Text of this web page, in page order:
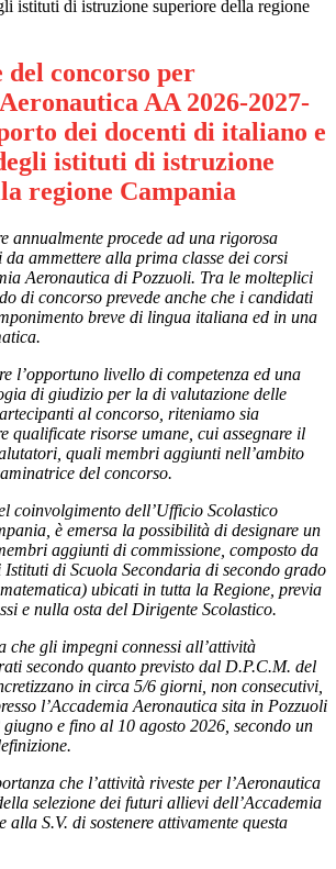
istituti di istruzione superiore della regione
del concorso per
AA 2026-2027-
dei docenti di italiano e
istituti di istruzione
regione Campania
annualmente procede ad una rigorosa
da ammettere alla prima classe dei corsi
Aeronautica di Pozzuoli. Tra le molteplici
di concorso prevede anche che i candidati
breve di lingua italiana ed in una
l’opportuno livello di competenza ed una
di giudizio per la di valutazione delle
al concorso, riteniamo sia
qualificate risorse umane, cui assegnare il
quali membri aggiunti nell’ambito
del concorso.
coinvolgimento dell’Ufficio Scolastico
è emersa la possibilità di designare un
aggiunti di commissione, composto da
di Scuola Secondaria di secondo grado
ubicati in tutta la Regione, previa
e nulla osta del Dirigente Scolastico.
che gli impegni connessi all’attività
secondo quanto previsto dal D.P.C.M. del
in circa 5/6 giorni, non consecutivi,
l’Accademia Aeronautica sita in Pozzuoli
e fino al 10 agosto 2026, secondo un
che l’attività riveste per l’Aeronautica
selezione dei futuri allievi dell’Accademia
alla S.V. di sostenere attivamente questa